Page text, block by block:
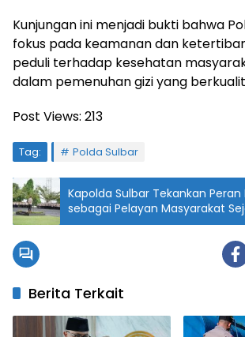
Kunjungan ini menjadi bukti bahwa
fokus pada keamanan dan
peduli terhadap kesehatan
dalam pemenuhan gizi yang
Post Views: 213
Tag: Polda Sulbar
Kapolda Sulbar Tekankan Peran
Berita Terkait